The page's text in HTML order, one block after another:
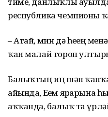
республика чемпионы
– Атай, мин дә һеҙҙең
ҡан малай тороп
Балыҡтың иң шәп
айында, Еҙем ярҙарына
аҡҡанда, балыҡ та